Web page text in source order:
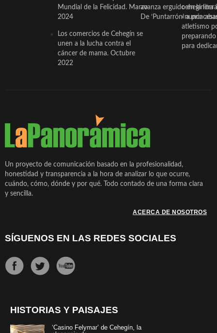
Mundial de la Felicidad. Marzo
2024
Los comercios de Cehegín se
unen a la lucha contra el
cáncer de mama. Octubre
2022
avanza erguido en la
De ‘Puntarrón’ a
ceheginera
«nunca
atletismo
para
Un proyecto de comunicación basado en la profesionalidad,
honestidad y transparencia a la hora de analizar lo que ocurre,
cuándo, cómo, dónde y por qué. Todo contado de una forma clara
y sencilla.
ACERCA DE NOSOTROS
SÍGUENOS EN LAS REDES SOCIALES
HISTORIAS Y PAISAJES
‘Casino Felymar’ de Cehegín, la